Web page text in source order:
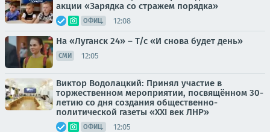
акции «Зарядка со стражем порядка»
ОФИЦ. 12:08
На «Луганск 24» – Т/с «И снова будет день»
СМИ 12:05
Виктор Водолацкий: Принял участие в
торжественном мероприятии, посвящённом 30-
летию со дня создания общественно-
политической газеты «XXI век ЛНР»
ОФИЦ. 12:05